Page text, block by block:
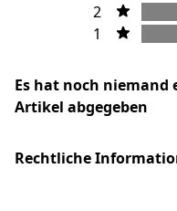
2
1
Es hat noch niemand
Artikel abgegeben
Rechtliche